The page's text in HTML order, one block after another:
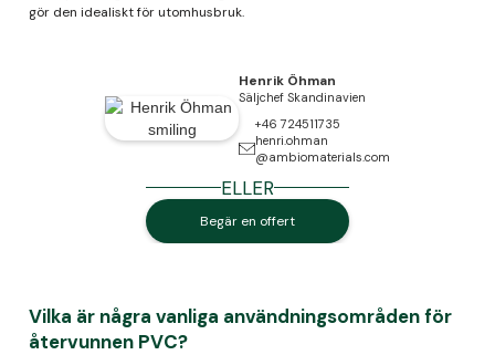
gör den idealiskt för utomhusbruk.
Henrik Öhman
Säljchef Skandinavien
+46 724511735
henri.ohman
@ambiomaterials.com
ELLER
Begär en offert
Vilka är några vanliga användningsområden för
återvunnen PVC?